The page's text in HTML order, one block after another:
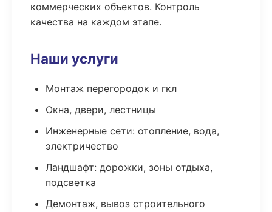
коммерческих объектов. Контроль
качества на каждом этапе.
Наши услуги
Монтаж перегородок и гкл
Окна, двери, лестницы
Инженерные сети: отопление, вода,
электричество
Ландшафт: дорожки, зоны отдыха,
подсветка
Демонтаж, вывоз строительного